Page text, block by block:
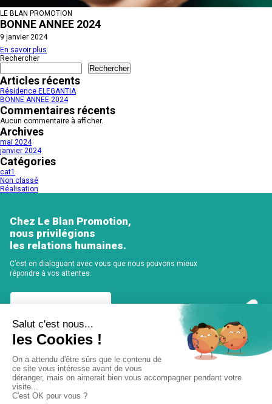
LE BLAN PROMOTION
BONNE ANNEE 2024
9 janvier 2024
En savoir plus
Rechercher
Rechercher
Articles récents
Résidence ELEGANTIA
BONNE ANNEE 2024
Commentaires récents
Aucun commentaire à afficher.
Archives
mai 2024
janvier 2024
Catégories
cat1
Non classé
Réalisation
Newsletter
Suivez toute notre actualité en vous abonnant à notre newsletter
Chez Le Blan Promotion,
nous privilégions
les relations humaines.
C’est en dialoguant avec vous que nous pouvons mieux
répondre à vos attentes.